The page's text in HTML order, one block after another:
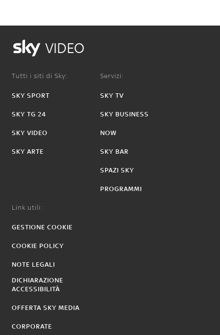
VIDEO
Tutti i siti di Sky:
SKY SPORT
SKY TG 24
SKY VIDEO
SKY ARTE
Servizi:
SKY TV
SKY BUSINESS
NOW
SKY BAR
SPAZI SKY
PROGRAMMI
Link utili:
GESTIONE COOKIE
COOKIE POLICY
NOTE LEGALI
DICHIARAZIONE
ACCESSIBILITÀ
OFFERTA SKY MEDIA
CORPORATE